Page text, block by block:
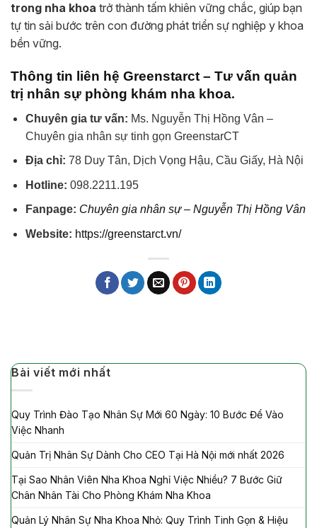
trong nha khoa trở thành tấm khiên vững chắc, giúp bạn
tự tin sải bước trên con đường phát triển sự nghiệp y khoa
bền vững.
Thông tin liên hệ Greenstarct – Tư vấn quản
trị nhân sự phòng khám nha khoa.
Chuyên gia tư vấn: Ms. Nguyễn Thị Hồng Vân –
Chuyên gia nhân sự tinh gọn GreenstarCT
Địa chỉ: 78 Duy Tân, Dịch Vọng Hậu, Cầu Giấy, Hà Nội
Hotline: 098.2211.195
Fanpage: Chuyên gia nhân sự – Nguyễn Thị Hồng Vân
Website: https://greenstarct.vn/
Bài viết mới nhất
Quy Trình Đào Tạo Nhân Sự Mới 60 Ngày: 10 Bước Để Vào
Việc Nhanh
Quản Trị Nhân Sự Dành Cho CEO Tại Hà Nội mới nhất 2026
Tại Sao Nhân Viên Nha Khoa Nghỉ Việc Nhiều? 7 Bước Giữ
Chân Nhân Tài Cho Phòng Khám Nha Khoa
Quản Lý Nhân Sự Nha Khoa Nhỏ: Quy Trình Tinh Gọn & Hiệu